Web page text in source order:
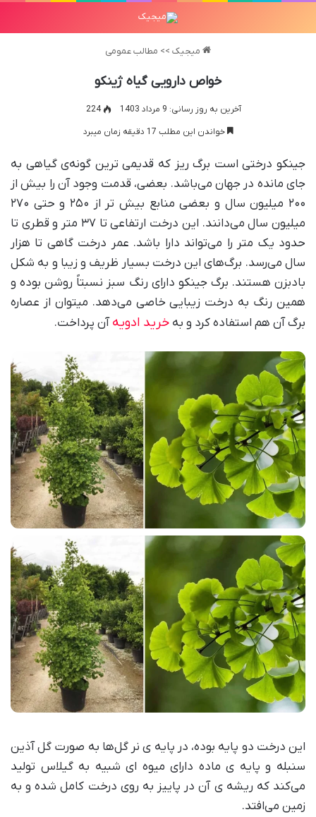
میجیک >> مطالب عمومی
خواص دارویی گیاه ژینکو
آخرین به روز رسانی: 9 مرداد 1403
224
خواندن این مطلب 17 دقیقه زمان میبرد
جینکو درختی است برگ ریز که قدیمی ترین گونه‌ی گیاهی به
جای مانده در جهان می‌باشد. بعضی، قدمت وجود آن را بیش از
۲۰۰ میلیون سال و بعضی منابع بیش تر از ۲۵۰ و حتی ۲۷۰
میلیون سال می‌دانند. این درخت ارتفاعی تا ۳۷ متر و قطری تا
حدود یک متر را می‌تواند دارا باشد. عمر درخت گاهی تا هزار
سال می‌رسد. برگ‌های این درخت بسیار ظریف و زیبا و به شکل
بادبزن هستند. برگ جینکو دارای رنگ سبز نسبتاً روشن بوده و
همین رنگ به درخت زیبایی خاصی می‌دهد. میتوان از عصاره
برگ آن هم استفاده کرد و به خرید ادویهآن پرداخت.
این درخت دو پایه بوده، در پایه ی نر گل‌ها به صورت گل آذین
سنبله و پایه ی ماده دارای میوه ای شبیه به گیلاس تولید
می‌کند که ریشه ی آن در پاییز به روی درخت کامل شده و به
زمین می‌افتد.